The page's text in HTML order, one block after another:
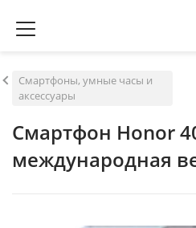
Смартфоны, умные часы и
аксессуары
Смартфон Honor
международная